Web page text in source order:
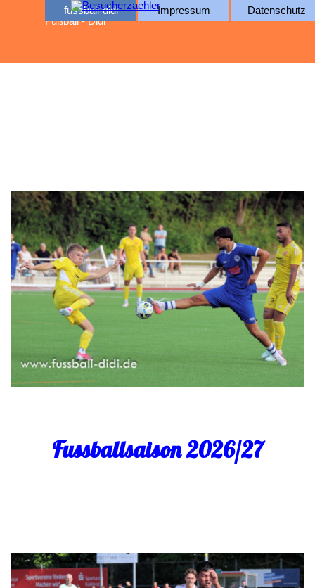
Direkt zum Seiteninhalt
fussball-didi Impressum
Datenschutz
Fußball - Didi
Fussballsaison 2026/27